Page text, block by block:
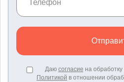
Даю согласие на
Политикой в отношении